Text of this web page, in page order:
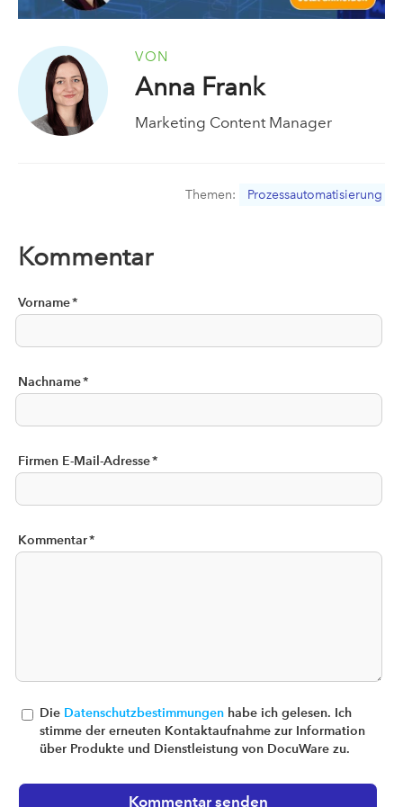
VON
Anna Frank
Marketing Content Manager
Themen: Prozessautomatisierung
Kommentar
Vorname*
Nachname*
Firmen E-Mail-Adresse*
Kommentar*
Die Datenschutzbestimmungen habe ich gelesen. Ich
stimme der erneuten Kontaktaufnahme zur Information
über Produkte und Dienstleistung von DocuWare zu.